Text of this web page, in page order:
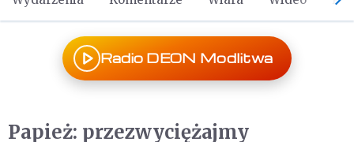
Radio DEON Modlitwa
Papież: przezwyciężajmy